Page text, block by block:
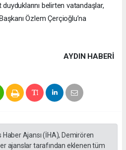
belirten vatandaşlar,
Özlem Çerçioğlu’na
AYDIN HABERİ
Ajansı (İHA), Demirören
ajanslar tarafından eklenen tüm